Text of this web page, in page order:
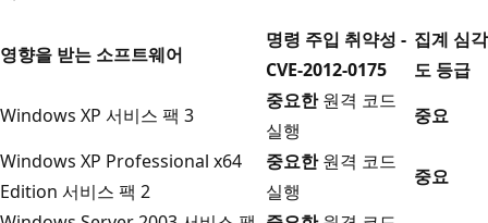
영향을 받는 소프트웨어
명령 주입 취약성 -
CVE-2012-0175
집계 심각
도 등급
Windows XP 서비스 팩 3
중요한원격 코드
실행
중요
Windows XP Professional x64
Edition 서비스 팩 2
중요한원격 코드
실행
중요